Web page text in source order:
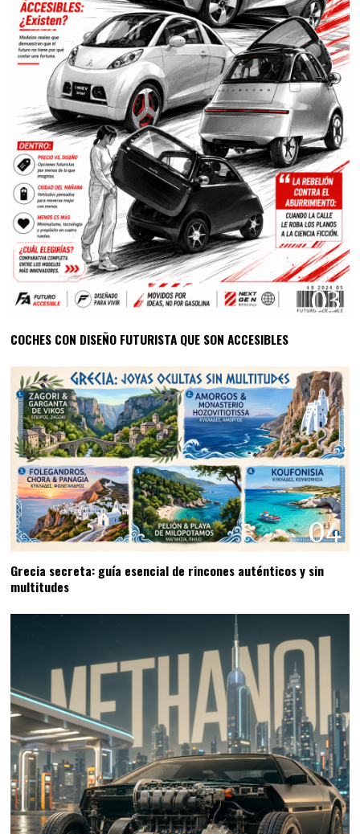
03
COCHES CON DISEÑO FUTURISTA QUE SON ACCESIBLES
04
Grecia secreta: guía esencial de rincones auténticos y sin
multitudes